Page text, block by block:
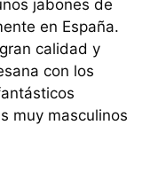
jabones de
en España.
calidad y
con los
muy masculinos